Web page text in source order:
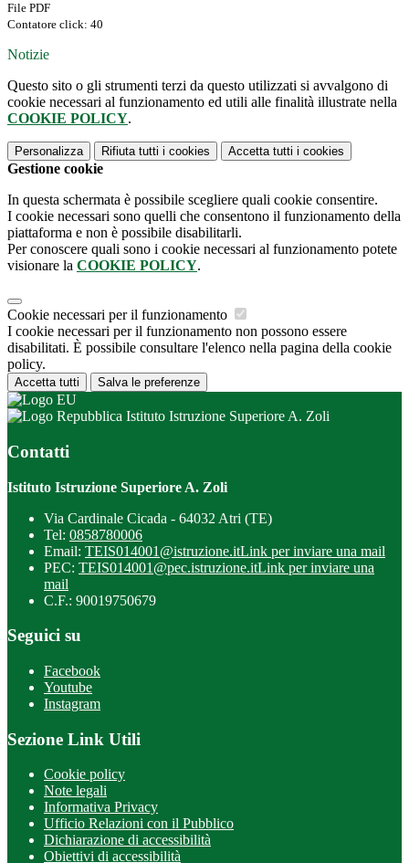
File PDF
Contatore click: 40
Notizie
Questo sito o gli strumenti terzi da questo utilizzati si avvalgono di
cookie necessari al funzionamento ed utili alle finalità illustrate nella
COOKIE POLICY.
Personalizza Rifiuta tutti i cookies Accetta tutti i cookies
Gestione cookie
In questa schermata è possibile scegliere quali cookie consentire.
I cookie necessari sono quelli che consentono il funzionamento della
piattaforma e non è possibile disabilitarli.
Per conoscere quali sono i cookie necessari al funzionamento potete
visionare la COOKIE POLICY.
Cookie necessari per il funzionamento
I cookie necessari per il funzionamento non possono essere
disabilitati. È possibile consultare l'elenco nella pagina della cookie
policy.
Accetta tutti Salva le preferenze
Istituto Istruzione Superiore A. Zoli
Contatti
Istituto Istruzione Superiore A. Zoli
Via Cardinale Cicada - 64032 Atri (TE)
Tel: 0858780006
Email: TEIS014001@istruzione.itLink per inviare una mail
PEC: TEIS014001@pec.istruzione.itLink per inviare una
mail
C.F.: 90019750679
Seguici su
Facebook
Youtube
Instagram
Sezione Link Utili
Cookie policy
Note legali
Informativa Privacy
Ufficio Relazioni con il Pubblico
Dichiarazione di accessibilità
Obiettivi di accessibilità